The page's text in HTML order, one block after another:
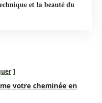
et la beauté du
votre cheminée en